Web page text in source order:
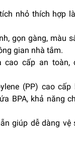
nhỏ thích hợp
gọn gàng, màu
gian nhà tắm.
cao cấp an toàn,
(PP) cao
BPA, khả năng
giúp dễ dàng vệ